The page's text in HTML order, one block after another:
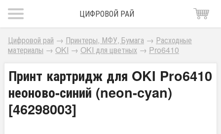
ЦИФРОВОЙ РАЙ
Цифровой рай → Принтеры, МФУ, Бумага → Расходные
материалы → OKI → OKI для цветных → Pro6410
Принт картридж для OKI Pro6410
неоново-синий (neon-cyan)
[46298003]